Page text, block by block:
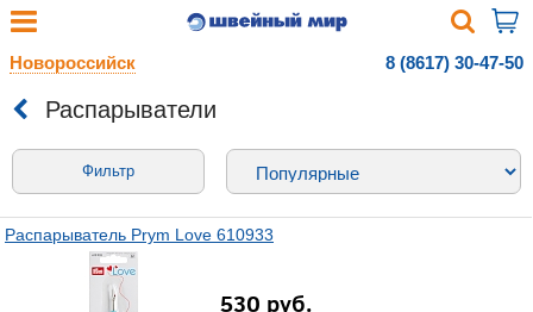
Новороссийск 8 (8617) 30-47-50
Распарыватели
Фильтр
Распарыватель Prym Love 610933
530 руб.